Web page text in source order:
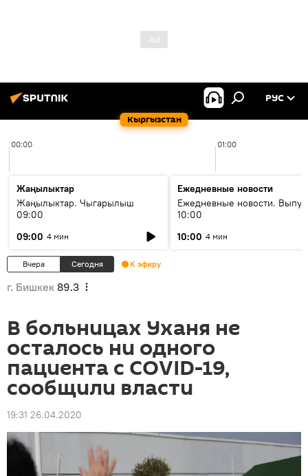
Кыргызстан
РУС
00:00 01:00
Жаңылыктар
Жаңылыктар. Чыгарылыш
09:00
09:00 4 мин
Ежедневные новости
Ежедневные новости.
10:00
10:00 4 мин
Вчера Сегодня К эфиру
г. Бишкек 89.3
В больницах Уханя не
осталось ни одного
пациента с COVID-19,
сообщили власти
19:31 26.04.2020